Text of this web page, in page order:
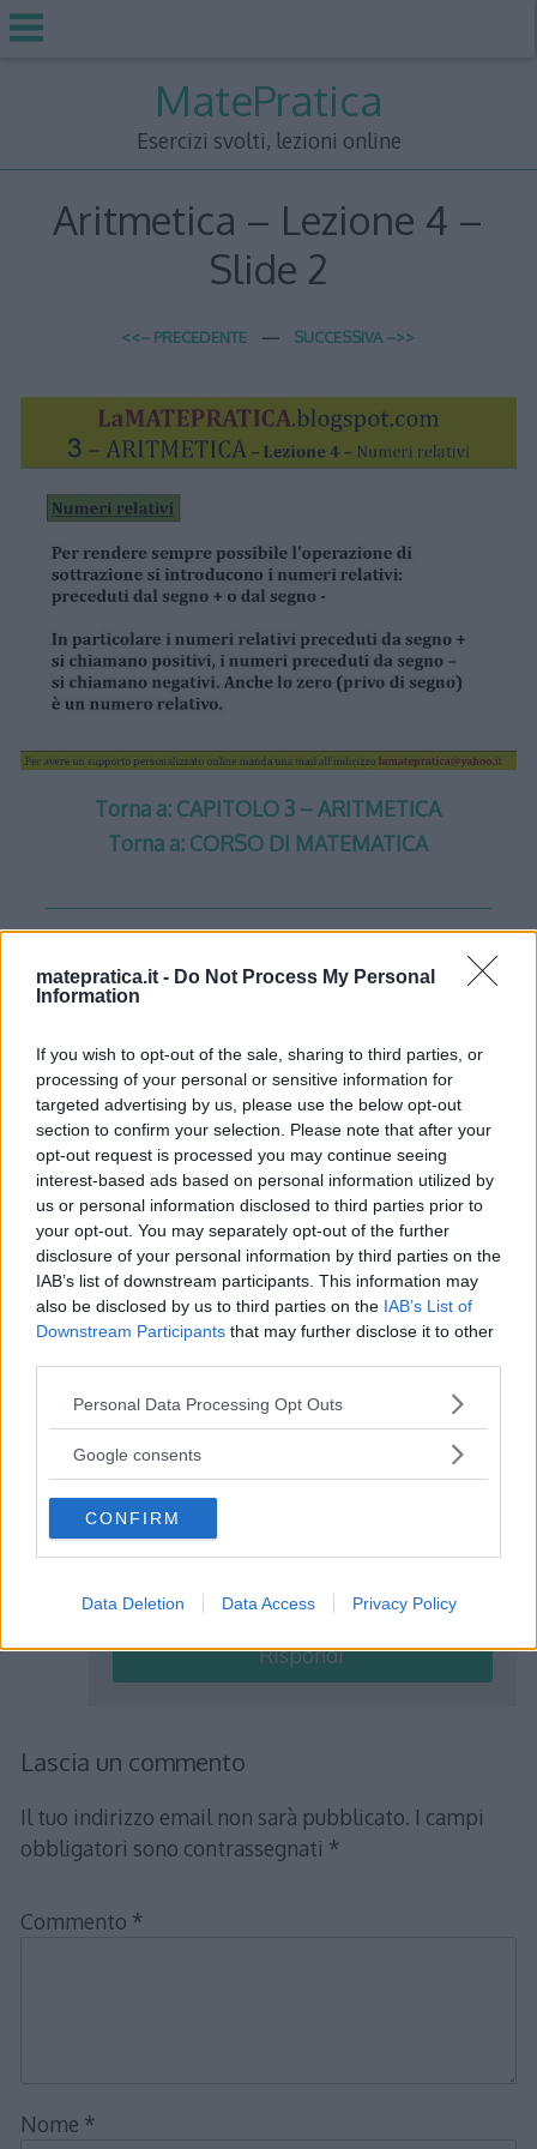
matepratica.it - Do Not Process My Personal
Information
If you wish to opt-out of the sale, sharing to third parties, or
processing of your personal or sensitive information for
targeted advertising by us, please use the below opt-out
section to confirm your selection. Please note that after your
opt-out request is processed you may continue seeing
interest-based ads based on personal information utilized by
us or personal information disclosed to third parties prior to
your opt-out. You may separately opt-out of the further
disclosure of your personal information by third parties on the
IAB’s list of downstream participants. This information may
also be disclosed by us to third parties on the IAB’s List of
Downstream Participants that may further disclose it to other
Please note that this website/app uses one or more Google
not limited to your visit or usage behaviour. You may click to
use your data for below specified purposes in below Google
consent section.
Personal Data Processing Opt Outs
Google consents
CONFIRM
Data Deletion Data Access Privacy Policy
MatePratica
Esercizi svolti, lezioni online
Aritmetica – Lezione 4 –
Slide 2
<<– PRECEDENTE — SUCCESSIVA –>>
Torna a: CAPITOLO 3 – ARITMETICA
Torna a: CORSO DI MATEMATICA
One thought on “
Lezione 4 – Slide 2”
Albertha detto:
5 Febbraio 2012 alle 1:16
Numeri relativi
Per rendere sempre possibile
l’operazione di sottrazione si
introducono i numeri relativi:
preceduti dal segno + o dal segno –
In particolare i numeri relativi
preceduti da segno + si chiamano
positivi, i numeri preceduti da segno
– si chiamano negativi. Anche lo zero
Rispondi
Lascia un commento
Il tuo indirizzo email non sarà pubblicato. I campi
obbligatori sono contrassegnati *
Commento *
Nome *